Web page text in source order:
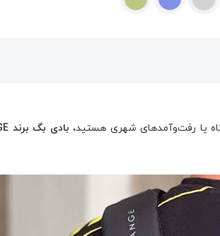
یا رفت‌وآمدهای شهری هستید، بادی بگ برند BANGE